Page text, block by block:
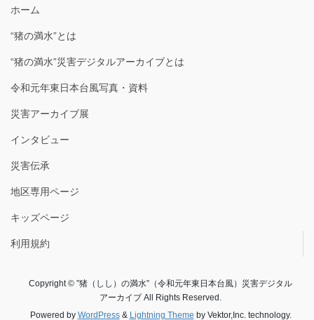
ホーム
“猪の満水”とは
“猪の満水”災害デジタルアーカイブとは
令和元年東日本台風写真・資料
災害アーカイブ展
インタビュー
災害伝承
地区専用ページ
キッズページ
利用規約
Copyright © ”猪（しし）の満水”（令和元年東日本台風）災害デジタル
アーカイブ All Rights Reserved.
Powered by WordPress& Lightning Theme by Vektor,Inc. technology.